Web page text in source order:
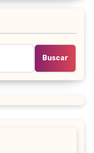
Buscar